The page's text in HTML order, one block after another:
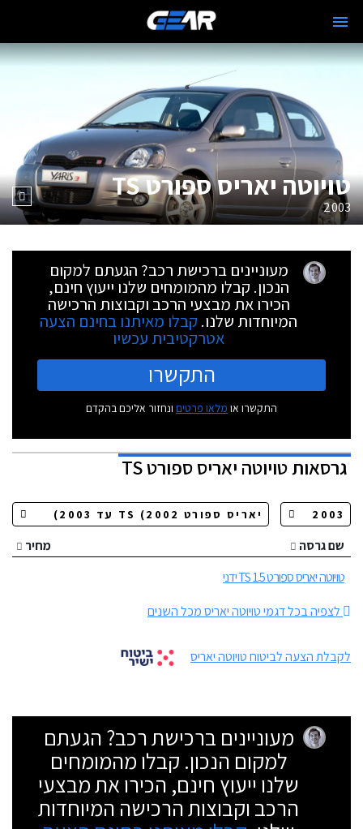
טויוטה יאריס ספורט TS
2003
מעוניינים ברכישת רכב? הגעתם למקום
הנכון. קבלו מהמומחים שלנו ייעוץ חינם,
הכירו את מבצעי הרכב וקבוצות הרכישה
המיוחדות שלנו. קבלו מאיתנו בחינם הצעה
אטרקטיבית עכשיו
התקשרו
התקשרו או מלאו פרטים ונחזור אליכם בהקדם
גרסאותטויוטה יאריס ספורט TS
שם גרסה
מחיר
טויוטה יאריס ספורט TS 1.5 ידני
לצפיה בכל דגמי טויוטה יאריס מכל השנים
לקבלת הצעה לביטוח טויוטה יאריס
מעוניינים ברכישת רכב? הגעתם
למקום הנכון. קבלו מהמומחים
שלנו ייעוץ חינם, הכירו את מבצעי
הרכב וקבוצות הרכישה המיוחדות